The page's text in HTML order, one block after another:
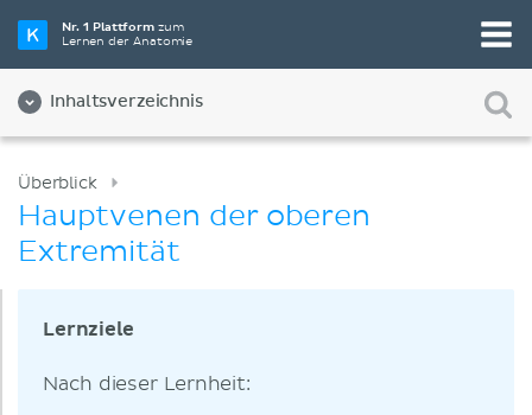
Nr. 1 Plattformzum
Lernen der Anatomie
Inhaltsverzeichnis
Überblick
Hauptvenen der oberen
Extremität
Lernziele
Nach dieser Lernheit: